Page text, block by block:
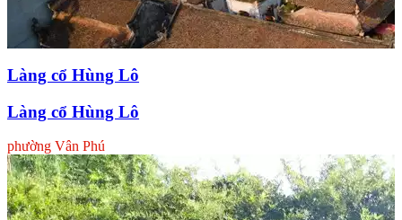
Làng cổ Hùng Lô
Làng cổ Hùng Lô
phường Vân Phú